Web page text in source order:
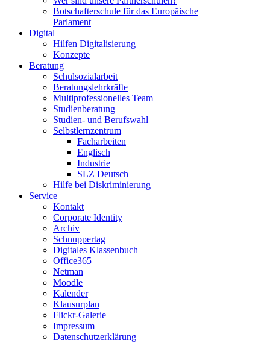
Botschafterschule für das Europäische
Parlament
Digital
Hilfen Digitalisierung
Konzepte
Beratung
Schulsozialarbeit
Beratungslehrkräfte
Multiprofessionelles Team
Studienberatung
Studien- und Berufswahl
Selbstlernzentrum
Facharbeiten
Englisch
Industrie
SLZ Deutsch
Hilfe bei Diskriminierung
Service
Kontakt
Corporate Identity
Archiv
Schnuppertag
Digitales Klassenbuch
Office365
Netman
Moodle
Kalender
Klausurplan
Flickr-Galerie
Impressum
Datenschutzerklärung